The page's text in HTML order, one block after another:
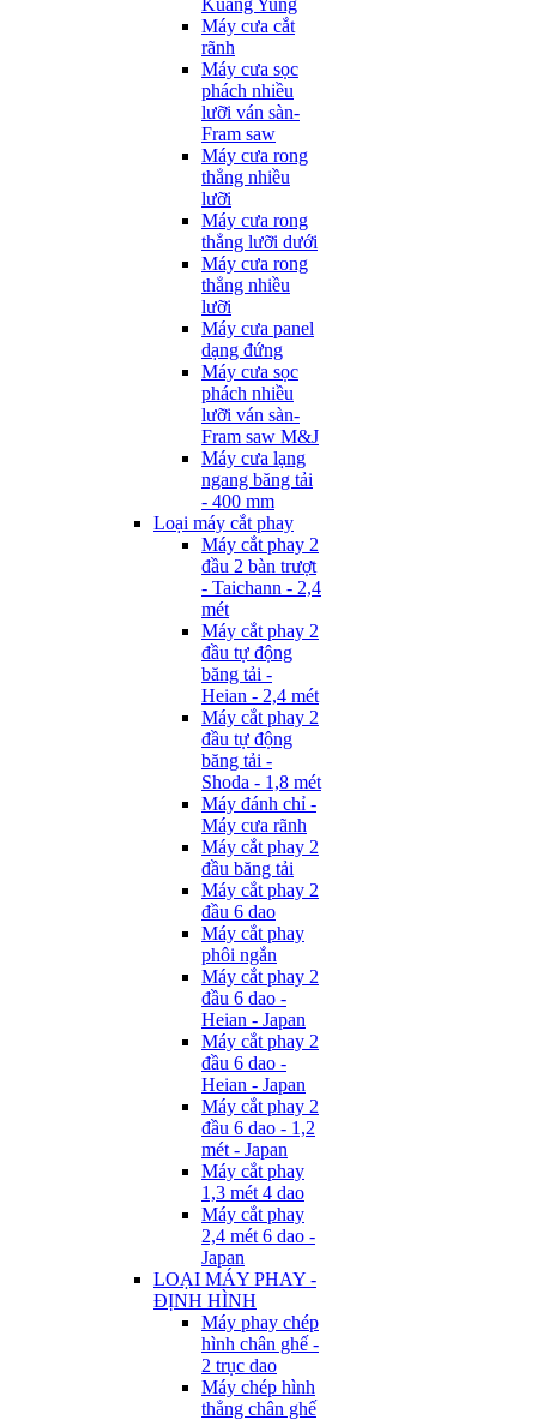
Kuang Yung
Máy cưa cắt
rãnh
Máy cưa sọc
phách nhiều
lưỡi ván sàn-
Fram saw
Máy cưa rong
thẳng nhiều
lưỡi
Máy cưa rong
thẳng lưỡi dưới
Máy cưa rong
thẳng nhiều
lưỡi
Máy cưa panel
dạng đứng
Máy cưa sọc
phách nhiều
lưỡi ván sàn-
Fram saw M&J
Máy cưa lạng
ngang băng tải
- 400 mm
Loại máy cắt phay
Máy cắt phay 2
đầu 2 bàn trượt
- Taichann - 2,4
mét
Máy cắt phay 2
đầu tự động
băng tải -
Heian - 2,4 mét
Máy cắt phay 2
đầu tự động
băng tải -
Shoda - 1,8 mét
Máy đánh chỉ -
Máy cưa rãnh
Máy cắt phay 2
đầu băng tải
Máy cắt phay 2
đầu 6 dao
Máy cắt phay
phôi ngắn
Máy cắt phay 2
đầu 6 dao -
Heian - Japan
Máy cắt phay 2
đầu 6 dao -
Heian - Japan
Máy cắt phay 2
đầu 6 dao - 1,2
mét - Japan
Máy cắt phay
1,3 mét 4 dao
Máy cắt phay
2,4 mét 6 dao -
Japan
LOẠI MÁY PHAY -
ĐỊNH HÌNH
Máy phay chép
hình chân ghế -
2 trục dao
Máy chép hình
thẳng chân ghế